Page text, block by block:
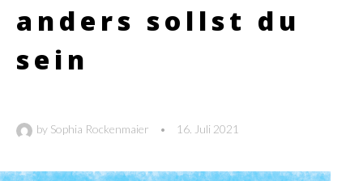
anders sollst du
sein
by Sophia Rockenmaier • 16. Juli 2021